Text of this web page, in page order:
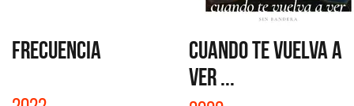
FRECUENCIA
CUANDO TE VUELVA A
VER ...